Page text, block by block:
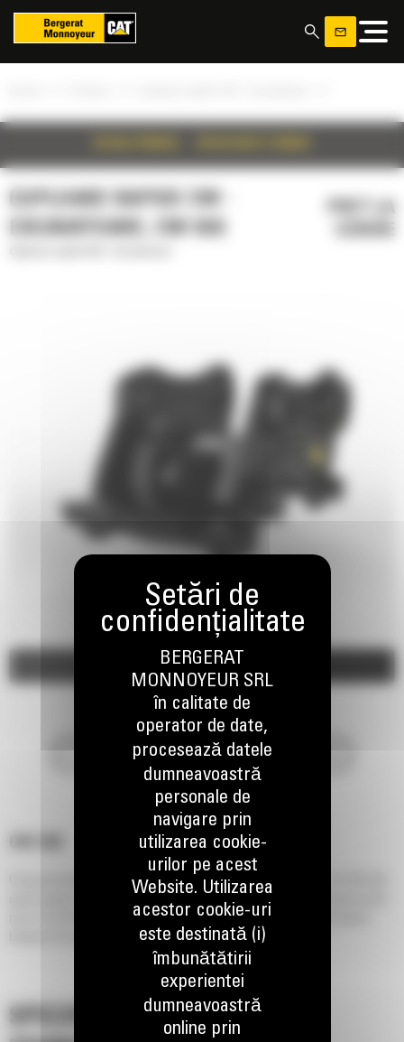
CUPLOARE RAPIDE CW -
EXCAVATOARE, CW-55S
Using excavators effectively means using the right tool for the job. The CW-55S
quick coupler makes it possible to simply release one work tool and pick up the
SPECIFICATII
Panoul de gestionare a panourilor cookie
BERGERAT
MONNOYEUR SRL
în calitate de
operator de date,
procesează datele
dumneavoastră
personale de
navigare prin
utilizarea cookie-
urilor pe acest
Website. Utilizarea
acestor cookie-uri
este destinată (i)
îmbunătătirii
experientei
dumneavoastră
online prin